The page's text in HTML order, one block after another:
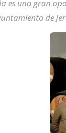
es una gran
de